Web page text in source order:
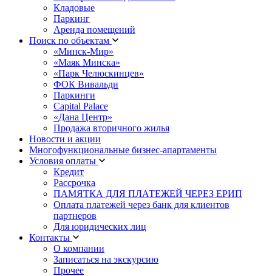
Кладовые
Паркинг
Аренда помещений
Поиск по объектам
«Минск-Мир»
«Маяк Минска»
«Парк Челюскинцев»
ФОК Вивальди
Паркинги
Capital Palace
«Дана Центр»
Продажа вторичного жилья
Новости и акции
Многофункциональные бизнес-апартаменты
Условия оплаты
Кредит
Рассрочка
ПАМЯТКА ДЛЯ ПЛАТЕЖЕЙ ЧЕРЕЗ ЕРИП
Оплата платежей через банк для клиентов
партнеров
Для юридических лиц
Контакты
О компании
Записаться на экскурсию
Прочее